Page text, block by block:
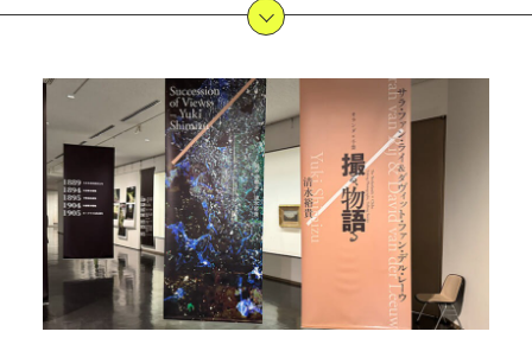
POLICY COMPANY